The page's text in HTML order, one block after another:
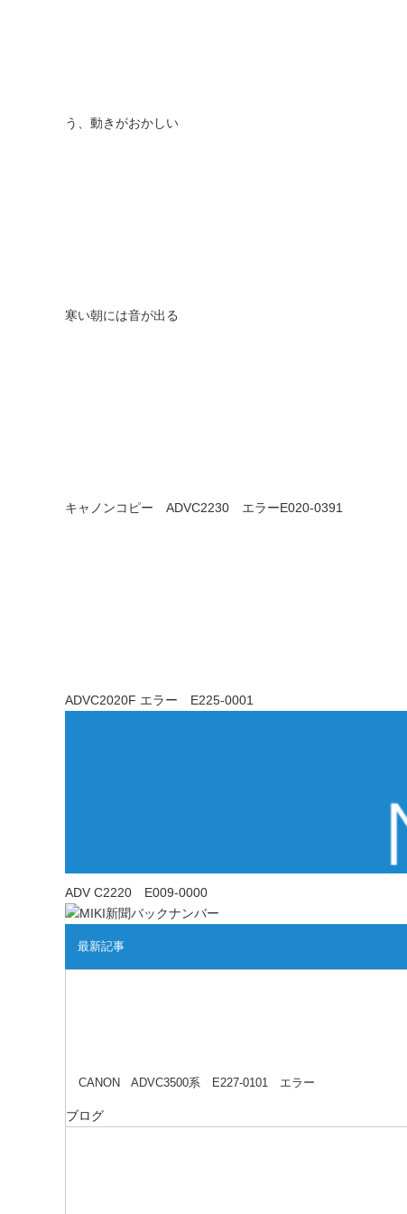
う、動きがおかしい
寒い朝には音が出る
キャノンコピー ADVC2230 エラーE020-0391
ADVC2020F エラー E225-0001
ADV C2220 E009-0000
最新記事
CANON ADVC3500系 E227-0101 エラー
ブログ